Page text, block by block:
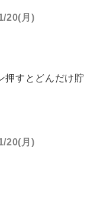
20(月)
押すとどんだけ貯
20(月)